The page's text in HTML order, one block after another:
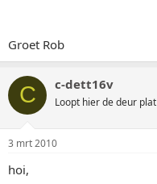
Groet Rob
C c-dett16v
Loopt hier de deur plat
3 mrt 2010
hoi,